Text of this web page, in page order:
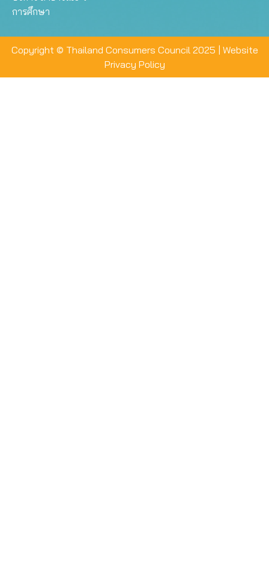
การศึกษา
Copyright © Thailand Consumers Council 2025 | Website
Privacy Policy